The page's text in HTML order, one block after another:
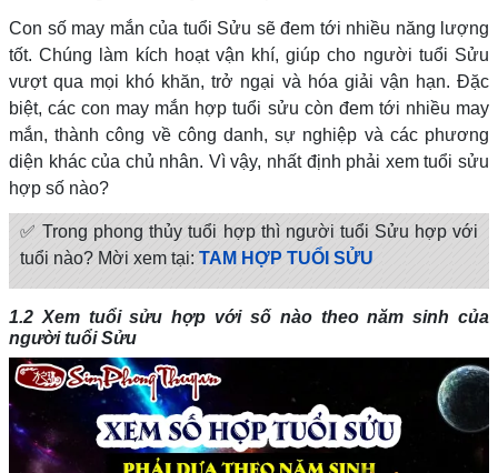
Con số may mắn của tuổi Sửu sẽ đem tới nhiều năng lượng
tốt. Chúng làm kích hoạt vận khí, giúp cho người tuổi Sửu
vượt qua mọi khó khăn, trở ngại và hóa giải vận hạn. Đặc
biệt, các con may mắn hợp tuổi sửu còn đem tới nhiều may
mắn, thành công về công danh, sự nghiệp và các phương
diện khác của chủ nhân. Vì vậy, nhất định phải xem tuổi sửu
hợp số nào?
✅ Trong phong thủy tuổi hợp thì người tuổi Sửu hợp với
tuổi nào? Mời xem tại: TAM HỢP TUỔI SỬU
1.2 Xem tuổi sửu hợp với số nào theo năm sinh của
người tuổi Sửu